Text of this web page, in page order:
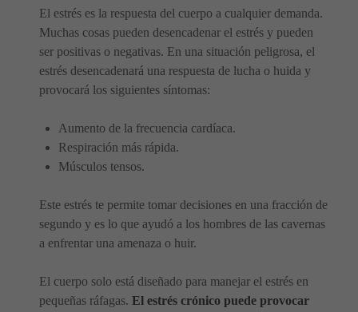
El estrés es la respuesta del cuerpo a cualquier demanda.
Muchas cosas pueden desencadenar el estrés y pueden
ser positivas o negativas. En una situación peligrosa, el
estrés desencadenará una respuesta de lucha o huida y
provocará los siguientes síntomas:
Aumento de la frecuencia cardíaca.
Respiración más rápida.
Músculos tensos.
Este estrés te permite tomar decisiones en una fracción de
segundo y es lo que ayudó a los hombres de las cavernas
a enfrentar una amenaza o huir.
El cuerpo solo está diseñado para manejar el estrés en
pequeñas ráfagas. El estrés crónico puede provocar